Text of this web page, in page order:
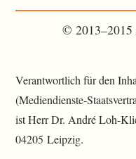
© 2013–2015
Verantwortlich für den
(Mediendienste-
ist Herr Dr. André Loh-
04205 Leipzig.